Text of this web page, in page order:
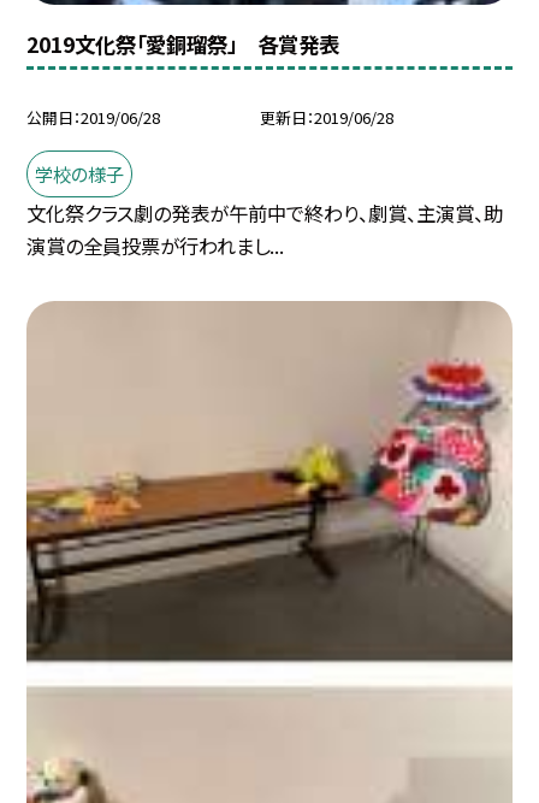
2019文化祭「愛銅瑠祭」 各賞発表
公開日 2019/06/28 更新日 2019/06/28
学校の様子
文化祭クラス劇の発表が午前中で終わり、劇賞、主演賞、助
演賞の全員投票が行われまし...